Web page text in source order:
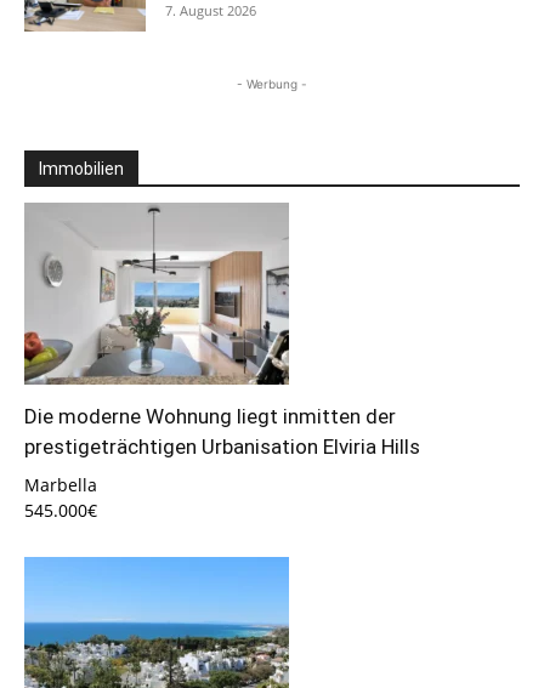
7. August 2026
- Werbung -
Immobilien
Die moderne Wohnung liegt inmitten der
prestigeträchtigen Urbanisation Elviria Hills
Marbella
545.000€